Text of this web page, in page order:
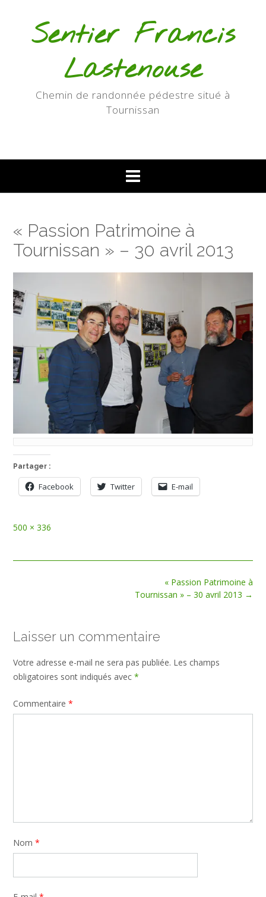
Sentier Francis
Lastenouse
Chemin de randonnée pédestre situé à
Tournissan
« Passion Patrimoine à
Tournissan » – 30 avril 2013
Partager :
Facebook Twitter E-mail
Full
500 × 336
« Passion Patrimoine à
Tournissan » – 30 avril 2013 →
Laisser un commentaire
Votre adresse e-mail ne sera pas publiée. Les champs
obligatoires sont indiqués avec *
Commentaire *
Nom *